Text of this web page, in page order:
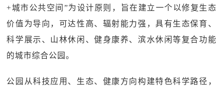
+城市公共空间”为设计原则，旨在建立一个以修复生态
价值为导向，可达性高、辐射能力强，具有生态保育、
科学展示、山林休闲、健身康养、滨水休闲等复合功能
的城市综合公园。
公园从科技应用、生态、健康方向构建特色科学路径，